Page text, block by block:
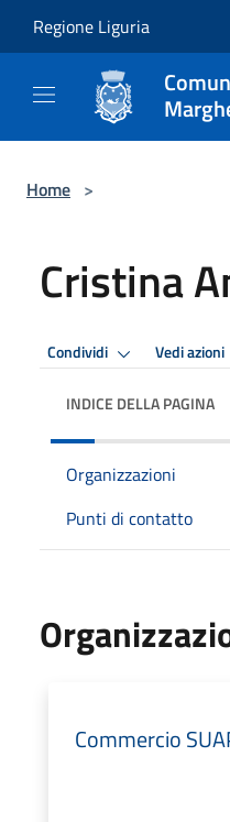
Regione Liguria
Home >
Cristina
Condividi Vedi azioni
INDICE DELLA PAGINA
Organizzazioni
Punti di contatto
Commercio